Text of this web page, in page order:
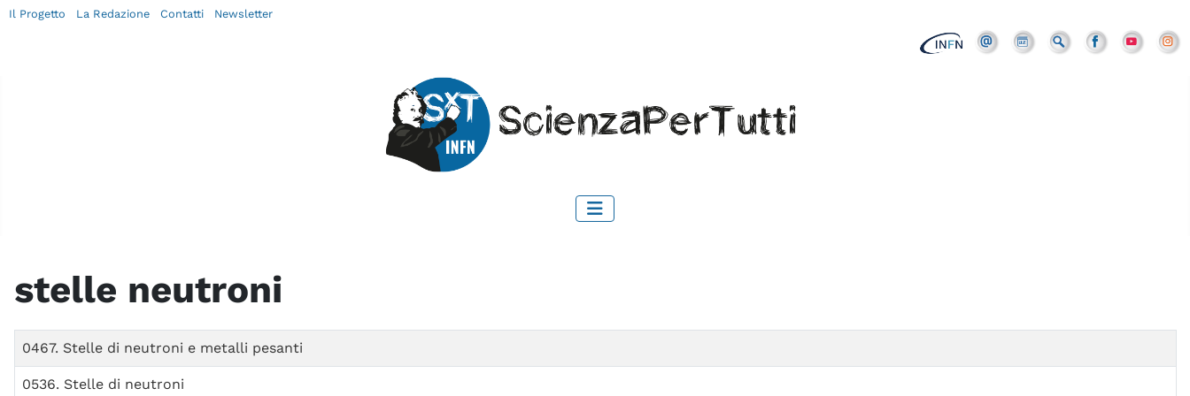
Il Progetto La Redazione Contatti Newsletter
stelle neutroni
Titolo
0467. Stelle di neutroni e metalli pesanti
0536. Stelle di neutroni